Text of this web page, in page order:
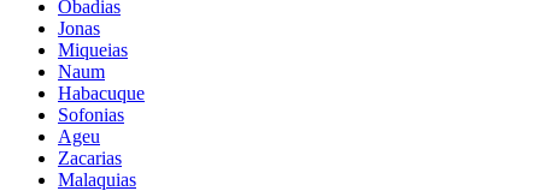
Obadias
Jonas
Miqueias
Naum
Habacuque
Sofonias
Ageu
Zacarias
Malaquias